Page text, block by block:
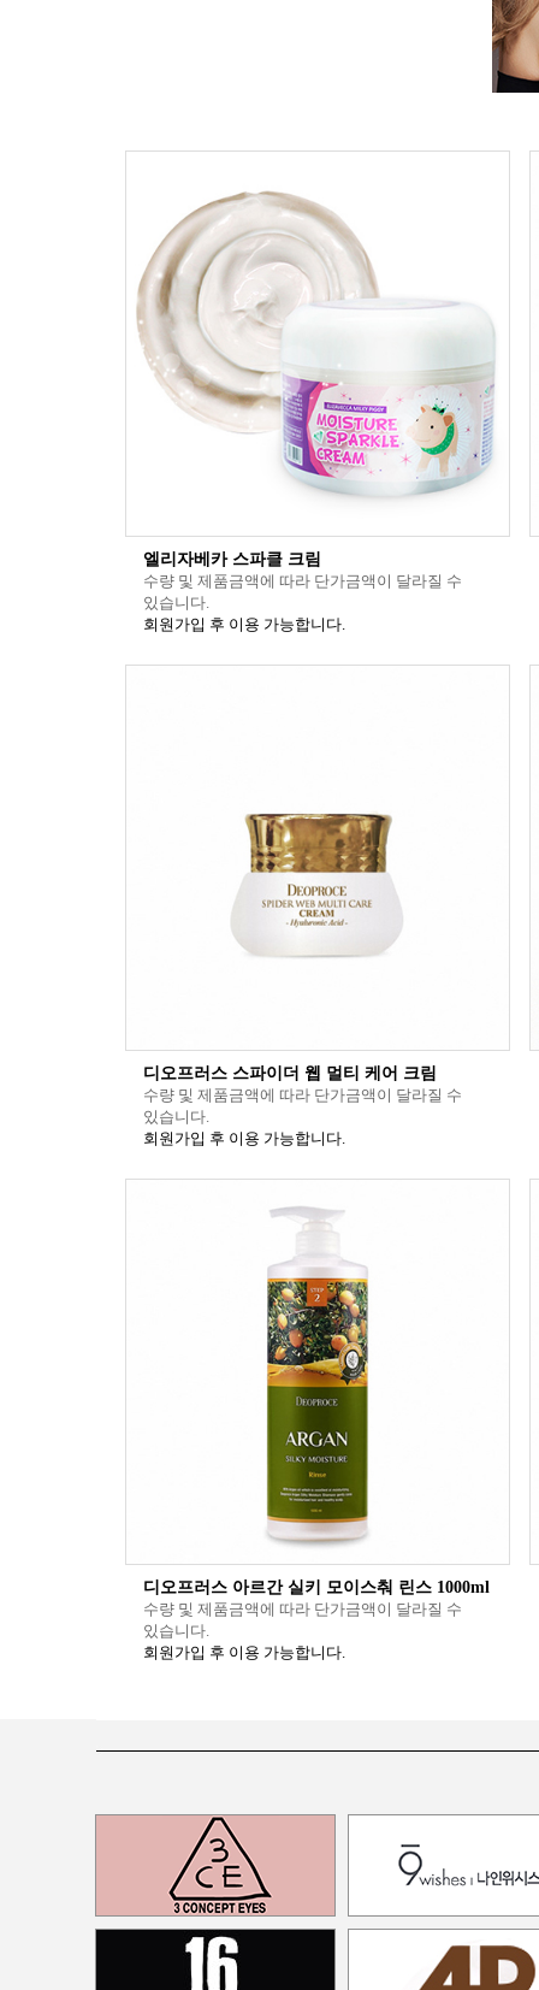
엘리자베카 스파클 크림
수량 및 제품금액에 따라 단가금액이 달라질 수
있습니다.
회원가입 후 이용 가능합니다.
디오프러스 스파이더 웹 멀티 케어 크림
수량 및 제품금액에 따라 단가금액이 달라질 수
있습니다.
회원가입 후 이용 가능합니다.
디오프러스 아르간 실키 모이스춰 린스 1000ml
수량 및 제품금액에 따라 단가금액이 달라질 수
있습니다.
회원가입 후 이용 가능합니다.